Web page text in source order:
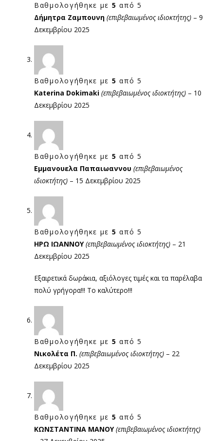
Βαθμολογήθηκε με 5 από 5
Δήμητρα Ζαμπουνη (επιβεβαιωμένος ιδιοκτήτης) – 9
Δεκεμβρίου 2025
Βαθμολογήθηκε με 5 από 5
Katerina Dokimaki (επιβεβαιωμένος ιδιοκτήτης) – 10
Δεκεμβρίου 2025
Βαθμολογήθηκε με 5 από 5
Εμμανουελα Παπαιωαννου (επιβεβαιωμένος
ιδιοκτήτης) – 15 Δεκεμβρίου 2025
Βαθμολογήθηκε με 5 από 5
ΗΡΩ ΙΩΑΝΝΟΥ(επιβεβαιωμένος ιδιοκτήτης) – 21
Δεκεμβρίου 2025
Εξαιρετικά δωράκια, αξιόλογες τιμές και τα παρέλαβα
πολύ γρήγορα!!! Το καλύτερο!!!
Βαθμολογήθηκε με 5 από 5
Νικολέτα Π. (επιβεβαιωμένος ιδιοκτήτης) – 22
Δεκεμβρίου 2025
Βαθμολογήθηκε με 5 από 5
ΚΩΝΣΤΑΝΤΙΝΑ ΜΑΝΟΥ(επιβεβαιωμένος ιδιοκτήτης)